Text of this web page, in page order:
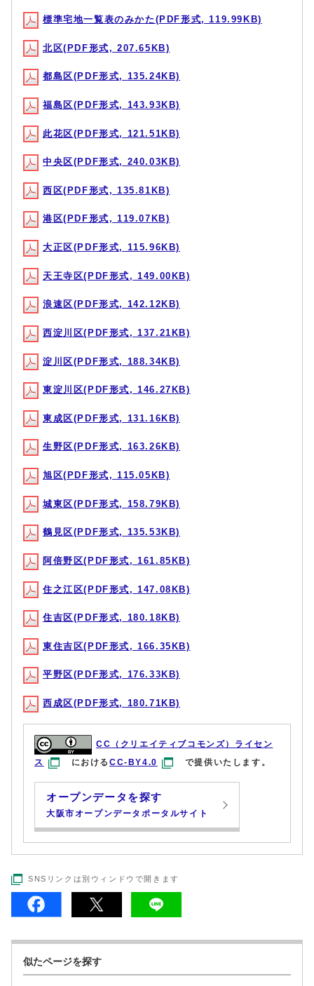
標準宅地一覧表のみかた(PDF形式, 119.99KB)
北区(PDF形式, 207.65KB)
都島区(PDF形式, 135.24KB)
福島区(PDF形式, 143.93KB)
此花区(PDF形式, 121.51KB)
中央区(PDF形式, 240.03KB)
西区(PDF形式, 135.81KB)
港区(PDF形式, 119.07KB)
大正区(PDF形式, 115.96KB)
天王寺区(PDF形式, 149.00KB)
浪速区(PDF形式, 142.12KB)
西淀川区(PDF形式, 137.21KB)
淀川区(PDF形式, 188.34KB)
東淀川区(PDF形式, 146.27KB)
東成区(PDF形式, 131.16KB)
生野区(PDF形式, 163.26KB)
旭区(PDF形式, 115.05KB)
城東区(PDF形式, 158.79KB)
鶴見区(PDF形式, 135.53KB)
阿倍野区(PDF形式, 161.85KB)
住之江区(PDF形式, 147.08KB)
住吉区(PDF形式, 180.18KB)
東住吉区(PDF形式, 166.35KB)
平野区(PDF形式, 176.33KB)
西成区(PDF形式, 180.71KB)
CC（クリエイティブコモンズ）ライセン
ス
におけるCC-BY4.0 で提供いたします。
オープンデータを探す
大阪市オープンデータポータルサイト
SNSリンクは別ウィンドウで開きます
似たページを探す